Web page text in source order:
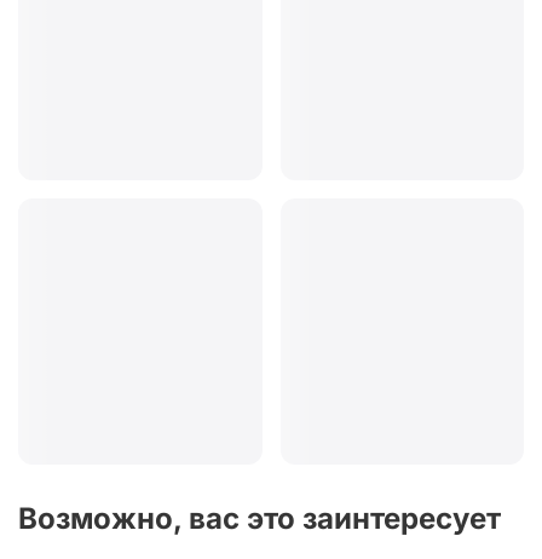
Возможно, вас это заинтересует